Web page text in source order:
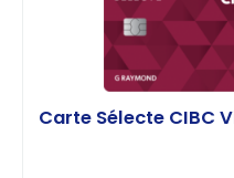
Carte Sélecte CIBC